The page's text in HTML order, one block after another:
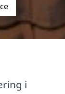
i